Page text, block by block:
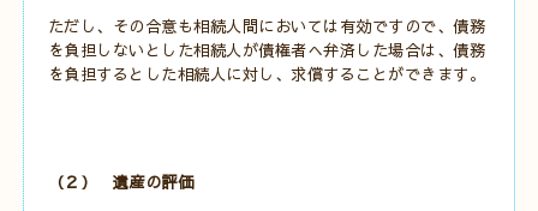
ただし、その合意も相続人間においては有効ですので、債務
を負担しないとした相続人が債権者へ弁済した場合は、債務
を負担するとした相続人に対し、求償することができます。
（２） 遺産の評価